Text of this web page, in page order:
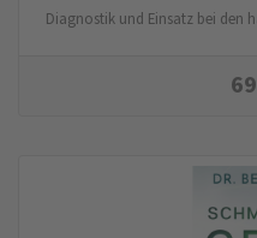
Diagnostik und Einsatz bei den